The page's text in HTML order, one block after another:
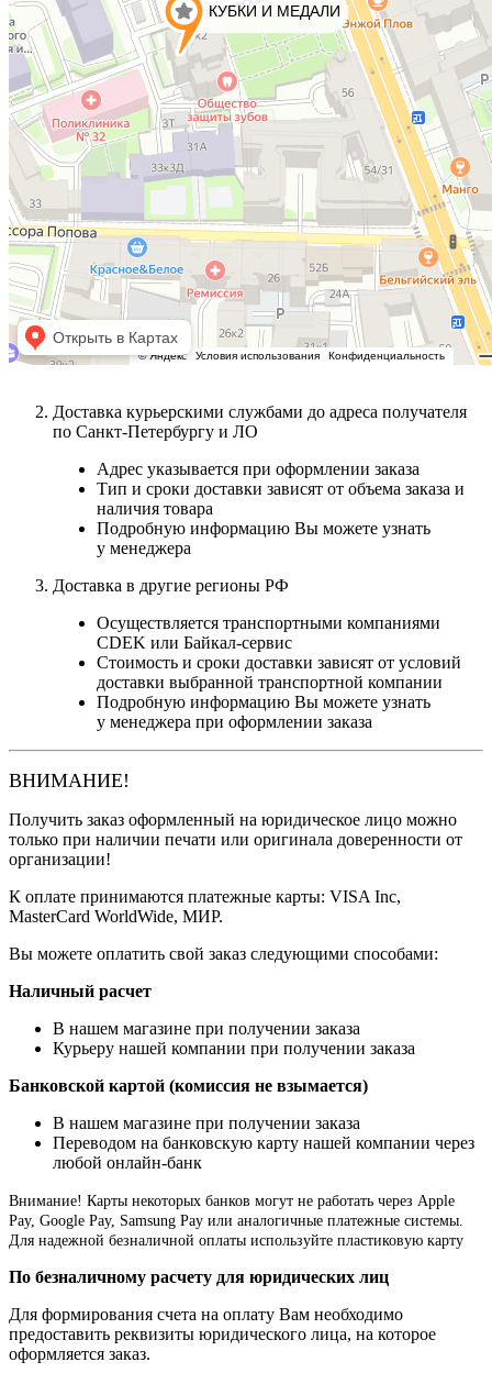
Доставка курьерскими службами до адреса получателя
по Санкт-Петербургу и ЛО
Адрес указывается при оформлении заказа
Тип и сроки доставки зависят от объема заказа и
наличия товара
Подробную информацию Вы можете узнать
у менеджера
Доставка в другие регионы РФ
Осуществляется транспортными компаниями
CDEK или Байкал-сервис
Стоимость и сроки доставки зависят от условий
доставки выбранной транспортной компании
Подробную информацию Вы можете узнать
у менеджера при оформлении заказа
ВНИМАНИЕ!
Получить заказ оформленный на юридическое лицо можно
только при наличии печати или оригинала доверенности от
организации!
К оплате принимаются платежные карты: VISA Inc,
MasterCard WorldWide, МИР.
Вы можете оплатить свой заказ следующими способами:
Наличный расчет
В нашем магазине при получении заказа
Курьеру нашей компании при получении заказа
Банковской картой (комиссия не взымается)
В нашем магазине при получении заказа
Переводом на банковскую карту нашей компании через
любой онлайн-банк
Внимание! Карты некоторых банков могут не работать через Apple
Pay, Google Pay, Samsung Pay или аналогичные платежные системы.
Для надежной безналичной оплаты используйте пластиковую карту
По безналичному расчету для юридических лиц
Для формирования счета на оплату Вам необходимо
предоставить реквизиты юридического лица, на которое
оформляется заказ.